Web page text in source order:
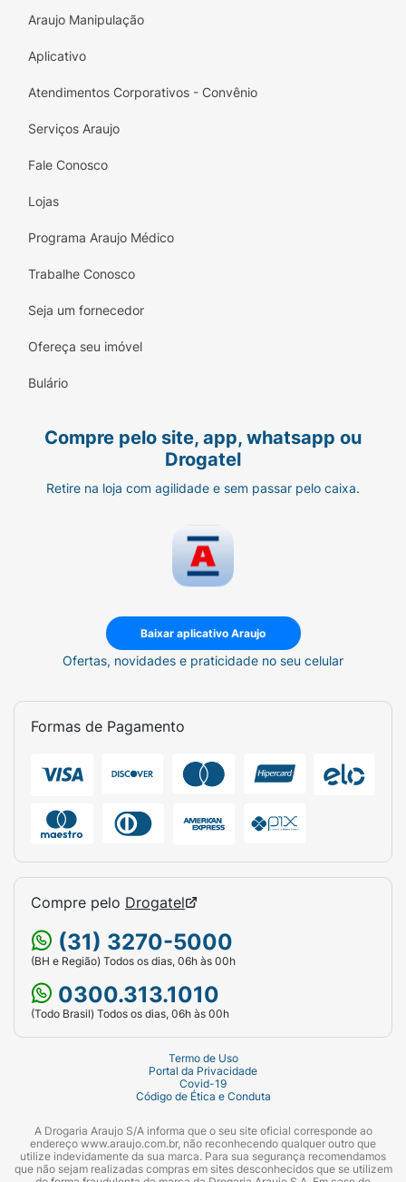
Araujo Manipulação
Aplicativo
Atendimentos Corporativos - Convênio
Serviços Araujo
Fale Conosco
Lojas
Programa Araujo Médico
Trabalhe Conosco
Seja um fornecedor
Ofereça seu imóvel
Bulário
Compre pelo site, app, whatsapp ou
Drogatel
Retire na loja com agilidade e sem passar pelo caixa.
Baixar aplicativo Araujo
Ofertas, novidades e praticidade no seu celular
Formas de Pagamento
Compre pelo Drogatel
(31) 3270-5000
(BH e Região) Todos os dias, 06h às 00h
0300.313.1010
(Todo Brasil) Todos os dias, 06h às 00h
Termo de Uso
Portal da Privacidade
Covid-19
Código de Ética e Conduta
A Drogaria Araujo S/A informa que o seu site oficial corresponde ao
endereço www.araujo.com.br, não reconhecendo qualquer outro que
utilize indevidamente da sua marca. Para sua segurança recomendamos
que não sejam realizadas compras em sites desconhecidos que se utilizem